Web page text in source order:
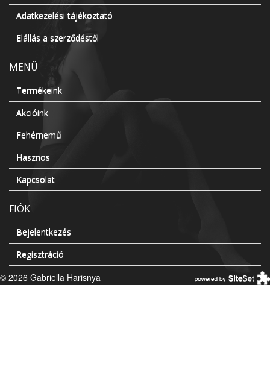
Adatkezelési tájékoztató
Elállás a szerződéstől
MENÜ
Termékeink
Akcióink
Fehérnemű
Hasznos
Kapcsolat
FIÓK
Bejelentkezés
Regisztráció
© 2026 Gabriella Harisnya